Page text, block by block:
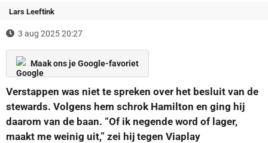
Lars Leeftink
3 aug 2025 20:27
Maak ons je Google-favoriet
Verstappen was niet te spreken over het besluit van de
stewards. Volgens hem schrok Hamilton en ging hij
daarom van de baan. “Of ik negende word of lager,
maakt me weinig uit,” zei hij tegen Viaplay